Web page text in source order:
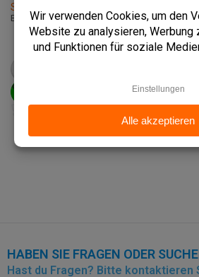
Stunden
B: 56 x T: 60 x H: 83.50 cm
ab€ 93,25€74,50
IN DEN WARENKORB
HABEN SIE FRAGEN ODER
Hast du Fragen? Bitte kontaktieren